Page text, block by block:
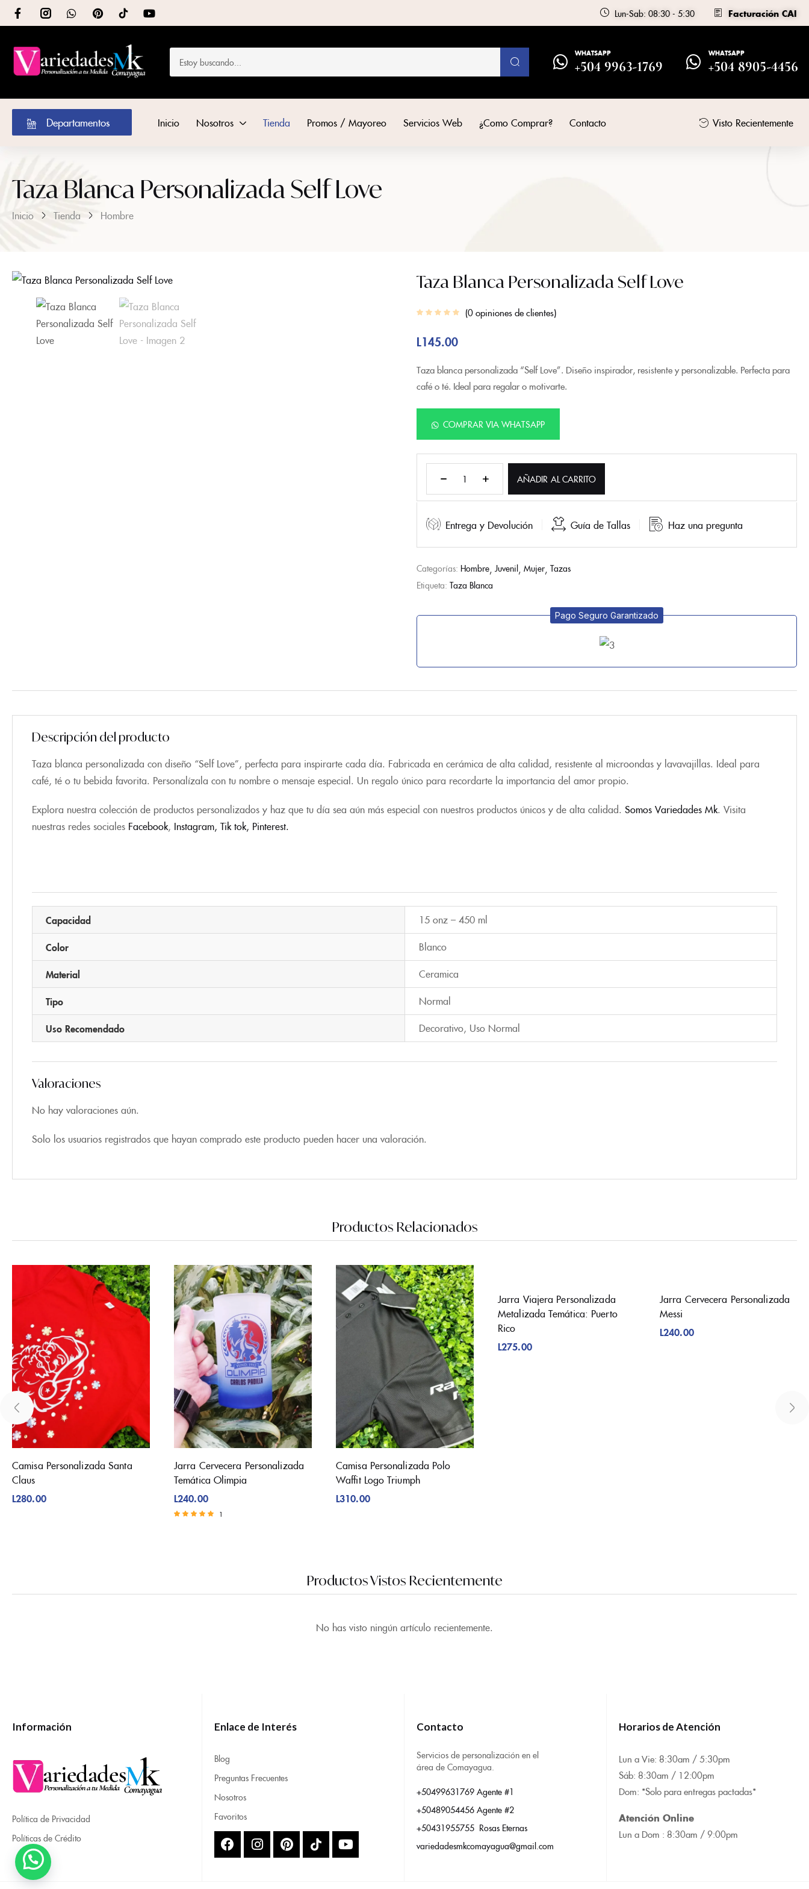
Lun-Sab: 08:30 - 5:30 Facturación CAI
WHATSAPP
+504 9963-1769
WHATSAPP
+504 8905-4456
Departamentos Inicio Nosotros Tienda Promos / Mayoreo Servicios Web ¿Como Comprar? Contacto Visto Recientemente
Taza Blanca Personalizada Self Love
Inicio Tienda Hombre
Taza Blanca Personalizada Self Love
0opiniones de clientes
L145.00
Taza blanca personalizada “Self Love”. Diseño inspirador, resistente y personalizable. Perfecta para
café o té. Ideal para regalar o motivarte.
COMPRAR VIA WHATSAPP
AÑADIR AL CARRITO
Entrega y Devolución Guía de Tallas Haz una pregunta
Categorías: Hombre Juvenil Mujer Tazas
Etiqueta: Taza Blanca
Pago Seguro Garantizado
Descripción del producto
Taza blanca personalizada con diseño “Self Love”, perfecta para inspirarte cada día. Fabricada en cerámica de alta calidad, resistente al microondas y lavavajillas. Ideal para
café, té o tu bebida favorita. Personalízala con tu nombre o mensaje especial. Un regalo único para recordarte la importancia del amor propio.
Explora nuestra colección de productos personalizados y haz que tu día sea aún más especial con nuestros productos únicos y de alta calidad. Somos Variedades Mk. Visita
nuestras redes sociales Facebook, Instagram, Tik tok, Pinterest.
Capacidad 15 onz – 450 ml
Color Blanco
Material Ceramica
Tipo Normal
Uso Recomendado Decorativo, Uso Normal
Valoraciones
No hay valoraciones aún.
Solo los usuarios registrados que hayan comprado este producto pueden hacer una valoración.
Productos Relacionados
Camisa Personalizada Santa
Claus
L280.00
Jarra Cervecera Personalizada
Temática Olimpia
L240.00
1
Camisa Personalizada Polo
Waffit Logo Triumph
L310.00
Jarra Viajera Personalizada
Metalizada Temática: Puerto
Rico
L275.00
Jarra Cervecera Personalizada
Messi
L240.00
Productos Vistos Recientemente
No has visto ningún artículo recientemente.
Información
Política de Privacidad
Políticas de Crédito
Enlace de Interés
Blog
Preguntas Frecuentes
Nosotros
Favoritos
Contacto
Servicios de personalización en el
área de Comayagua.
+50499631769 Agente #1
+50489054456 Agente #2
+50431955755 Rosas Eternas
variedadesmkcomayagua@gmail.com
Horarios de Atención
Lun a Vie: 8:30am / 5:30pm
Sáb: 8:30am / 12:00pm
Dom: *Solo para entregas pactadas*
Atención Online
Lun a Dom : 8:30am / 9:00pm